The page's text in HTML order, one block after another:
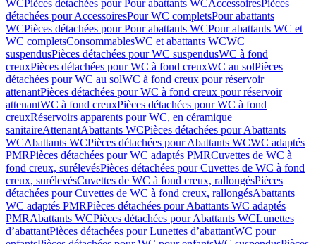
WCPièces détachées pour Pour abattants WCAccessoiresPièces
détachées pour AccessoiresPour WC completsPour abattants
WCPièces détachées pour Pour abattants WCPour abattants WC et
WC completsConsommablesWC et abattants WCWC
suspendusPièces détachées pour WC suspendusWC à fond
creuxPièces détachées pour WC à fond creuxWC au solPièces
détachées pour WC au solWC à fond creux pour réservoir
attenantPièces détachées pour WC à fond creux pour réservoir
attenantWC à fond creuxPièces détachées pour WC à fond
creuxRéservoirs apparents pour WC, en céramique
sanitaireAttenantAbattants WCPièces détachées pour Abattants
WCAbattants WCPièces détachées pour Abattants WCWC adaptés
PMRPièces détachées pour WC adaptés PMRCuvettes de WC à
fond creux, surélevésPièces détachées pour Cuvettes de WC à fond
creux, surélevésCuvettes de WC à fond creux, rallongésPièces
détachées pour Cuvettes de WC à fond creux, rallongésAbattants
WC adaptés PMRPièces détachées pour Abattants WC adaptés
PMRAbattants WCPièces détachées pour Abattants WCLunettes
d’abattantPièces détachées pour Lunettes d’abattantWC pour